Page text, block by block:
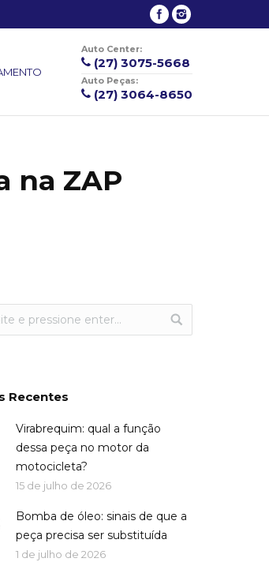
Auto Center:
(27) 3075-5668
Auto Peças:
(27) 3064-8650
na ZAP
Recentes
Virabrequim: qual a função
dessa peça no motor da
motocicleta?
15 de julho de 2026
Bomba de óleo: sinais de que a
peça precisa ser substituída
1 de julho de 2026